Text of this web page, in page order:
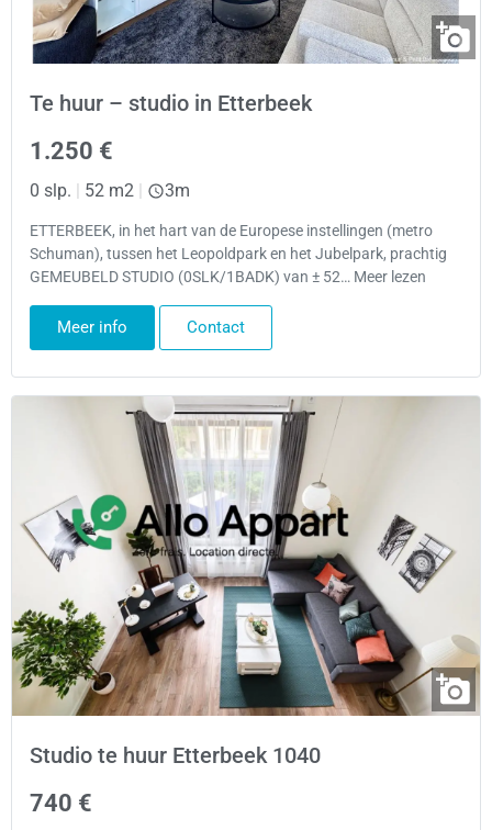
Te huur – studio in Etterbeek
1.250 €
0 slp. | 52 m2 | 3m
ETTERBEEK, in het hart van de Europese instellingen (metro
Schuman), tussen het Leopoldpark en het Jubelpark, prachtig
GEMEUBELD STUDIO (0SLK/1BADK) van ± 52… Meer lezen
Meer info Contact
Studio te huur Etterbeek 1040
740 €